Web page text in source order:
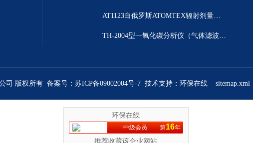
AT1123白俄罗斯ATOMTEX辐射剂量测量仪
TH-2004型一氧化碳分析仪（气体滤波相关红外吸收法）
司 版权所有 备案号： 苏ICP备09002004号-7 技术支持： 环保在线 sitemap.xml
环保在线
中级会员 第16年
推荐收藏该企业网站